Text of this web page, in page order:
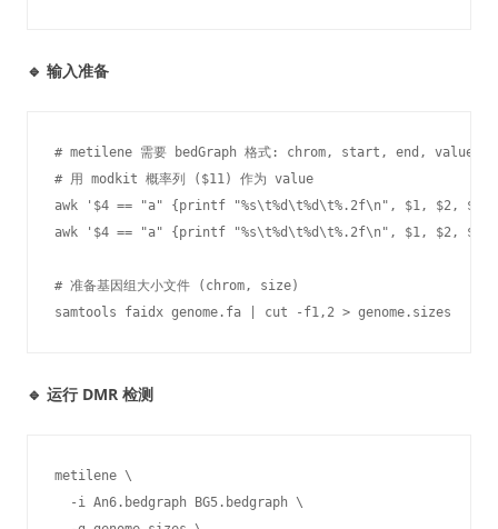
🔹 输入准备
# metilene 需要 bedGraph 格式: chrom, start, end, value
# 用 modkit 概率列 ($11) 作为 value
awk '$4 == "a" {printf "%s\t%d\t%d\t%.2f\n", $1, $2, $3,
awk '$4 == "a" {printf "%s\t%d\t%d\t%.2f\n", $1, $2, $3,
# 准备基因组大小文件 (chrom, size)
samtools faidx genome.fa | cut -f1,2 > genome.sizes
🔹 运行 DMR 检测
metilene \
  -i An6.bedgraph BG5.bedgraph \